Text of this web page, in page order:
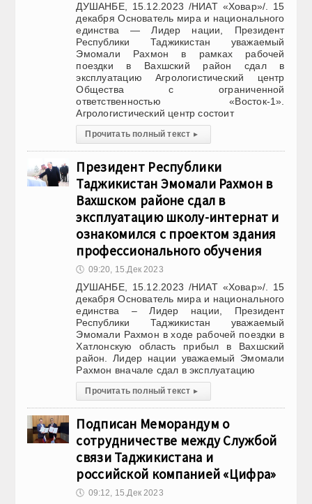
ДУШАНБЕ, 15.12.2023 /НИАТ «Ховар»/. 15
декабря Основатель мира и национального
единства — Лидер нации, Президент
Республики Таджикистан уважаемый
Эмомали Рахмон в рамках рабочей
поездки в Вахшский район сдал в
эксплуатацию Агрологистический центр
Общества с ограниченной
ответственностью «Восток-1».
Агрологистический центр состоит
Прочитать полный текст ▸
Президент Республики
Таджикистан Эмомали Рахмон в
Вахшском районе сдал в
эксплуатацию школу-интернат и
ознакомился с проектом здания
профессионального обучения
🕔 09:20, 15.Дек 2023
ДУШАНБЕ, 15.12.2023 /НИАТ «Ховар»/. 15
декабря Основатель мира и национального
единства – Лидер нации, Президент
Республики Таджикистан уважаемый
Эмомали Рахмон в ходе рабочей поездки в
Хатлонскую область прибыл в Вахшский
район. Лидер нации уважаемый Эмомали
Рахмон вначале сдал в эксплуатацию
Прочитать полный текст ▸
Подписан Меморандум о
сотрудничестве между Службой
связи Таджикистана и
российской компанией «Цифра»
🕔 09:12, 15.Дек 2023